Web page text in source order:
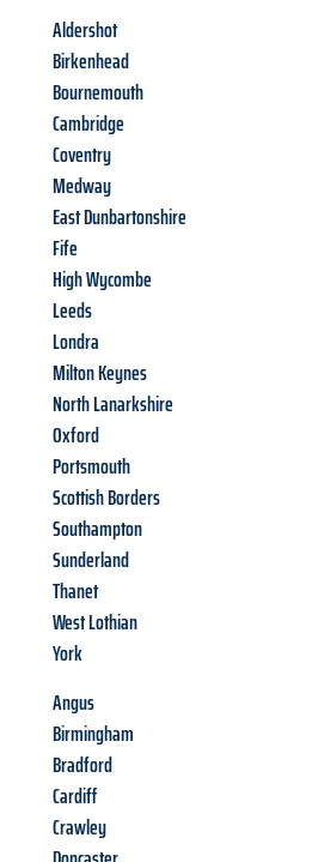
Aldershot
Birkenhead
Bournemouth
Cambridge
Coventry
Medway
East Dunbartonshire
Fife
High Wycombe
Leeds
Londra
Milton Keynes
North Lanarkshire
Oxford
Portsmouth
Scottish Borders
Southampton
Sunderland
Thanet
West Lothian
York
Angus
Birmingham
Bradford
Cardiff
Crawley